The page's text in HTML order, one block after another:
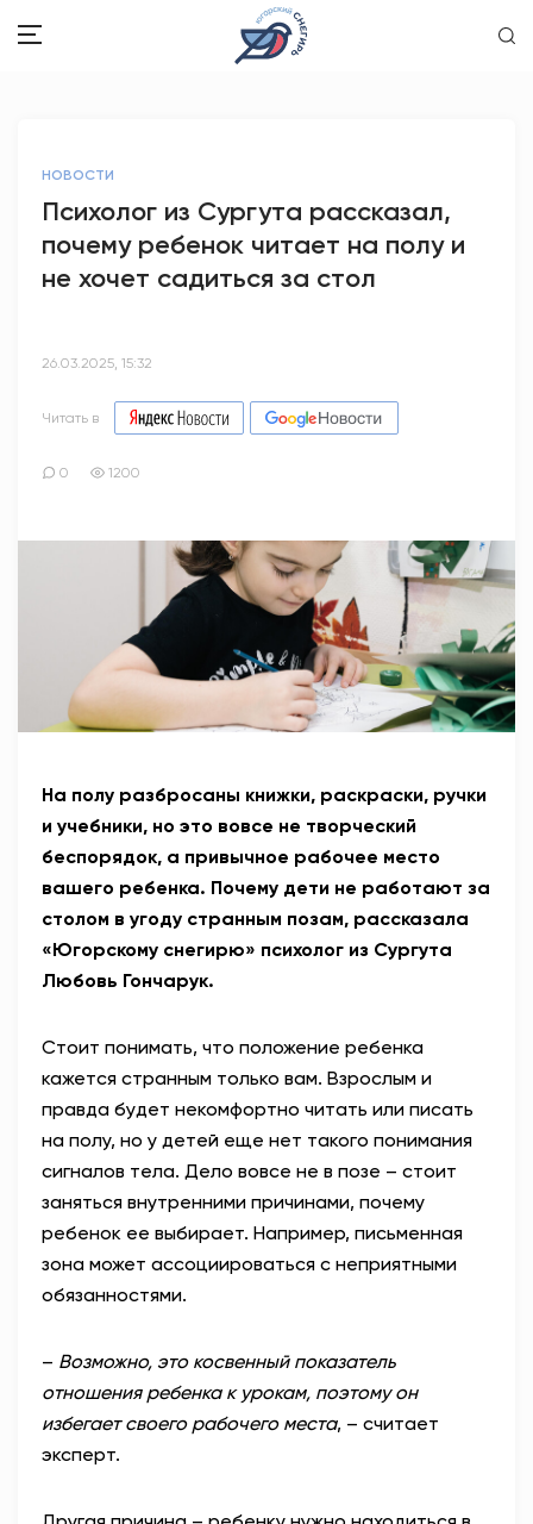
ОБРАЗОВАНИЕ
ПСИХОЛОГИЯ
СПОРТ
АНТИТЕРРОР
НОВОСТИ
ОФИЦИАЛЬНО
Вход / Регистрация
НОВОСТИ
Психолог из Сургута рассказал,
почему ребенок читает на полу и
не хочет садиться за стол
26.03.2025, 15:32
Читать в
0 1200
На полу разбросаны книжки, раскраски, ручки
и учебники, но это вовсе не творческий
беспорядок, а привычное рабочее место
вашего ребенка. Почему дети не работают за
столом в угоду странным позам, рассказала
«Югорскому снегирю» психолог из Сургута
Любовь Гончарук.
Стоит понимать, что положение ребенка
кажется странным только вам. Взрослым и
правда будет некомфортно читать или писать
на полу, но у детей еще нет такого понимания
сигналов тела. Дело вовсе не в позе – стоит
заняться внутренними причинами, почему
ребенок ее выбирает. Например, письменная
зона может ассоциироваться с неприятными
обязанностями.
– Возможно, это косвенный показатель
отношения ребенка к урокам, поэтому он
избегает своего рабочего места, – считает
эксперт.